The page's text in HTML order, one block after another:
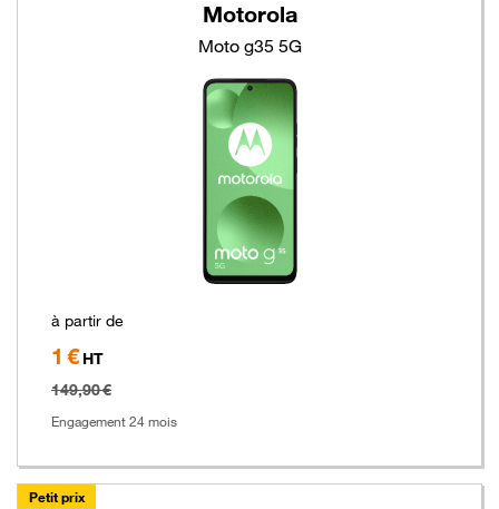
Motorola
Moto g35 5G
à partir de
1 € HT
149,90 €
Engagement 24 mois
Petit prix